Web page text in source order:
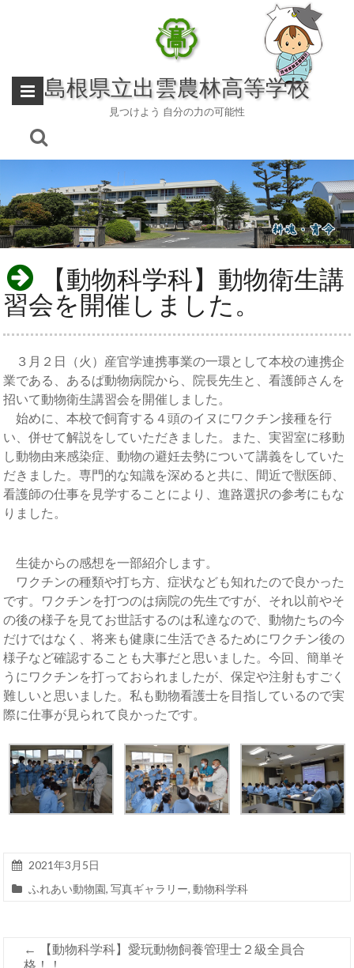
島根県立出雲農林高等学校
見つけよう 自分の力の可能性
【動物科学科】動物衛生講
習会を開催しました。
３月２日（火）産官学連携事業の一環として本校の連携企
業である、あるぱ動物病院から、院長先生と、看護師さんを
招いて動物衛生講習会を開催しました。
始めに、本校で飼育する４頭のイヌにワクチン接種を行
い、併せて解説をしていただきました。また、実習室に移動
し動物由来感染症、動物の避妊去勢について講義をしていた
だきました。専門的な知識を深めると共に、間近で獣医師、
看護師の仕事を見学することにより、進路選択の参考にもな
りました。
生徒からの感想を一部紹介します。
ワクチンの種類や打ち方、症状なども知れたので良かった
です。ワクチンを打つのは病院の先生ですが、それ以前やそ
の後の様子を見てお世話するのは私達なので、動物たちの今
だけではなく、将来も健康に生活できるためにワクチン後の
様子など確認することも大事だと思いました。今回、簡単そ
うにワクチンを打っておられましたが、保定や注射もすごく
難しいと思いました。私も動物看護士を目指しているので実
際に仕事が見られて良かったです。
2021年3月5日
ふれあい動物園,写真ギャラリー,動物科学科
←
【動物科学科】愛玩動物飼養管理士２級全員合
格！！